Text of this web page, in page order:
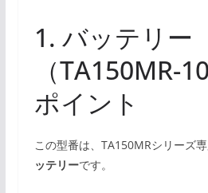
1. バッテリー
（TA150MR-
ポイント
この型番は、TA150MRシリーズ
ッテリーです。